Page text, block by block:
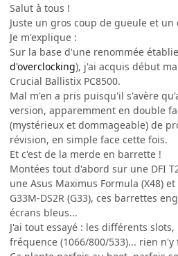
Salut à tous !
Juste un gros coup de gueule et
Je m'explique :
Sur la base d'une renommée
d'overclocking), j'ai acquis début
Crucial Ballistix PC8500.
Mal m'en a pris puisqu'il s'avère
version, apparemment en double
(mystérieux et dommageable) de
révision, en simple face cette fois.
Et c'est de la merde en barrette !
Montées tout d'abord sur une DFI
une Asus Maximus Formula (X48)
G33M-DS2R (G33), ces barrettes
écrans bleus...
J'ai tout essayé : les différents
fréquence (1066/800/533)... rien n'y